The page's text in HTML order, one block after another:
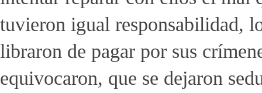
tuvieron igual responsabilidad,
libraron de pagar por sus
equivocaron, que se dejaron